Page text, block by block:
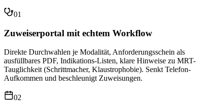
01
Zuweiserportal mit echtem Workflow
Direkte Durchwahlen je Modalität, Anforderungsschein als
ausfüllbares PDF, Indikations-Listen, klare Hinweise zu MRT-
Tauglichkeit (Schrittmacher, Klaustrophobie). Senkt Telefon-
Aufkommen und beschleunigt Zuweisungen.
02